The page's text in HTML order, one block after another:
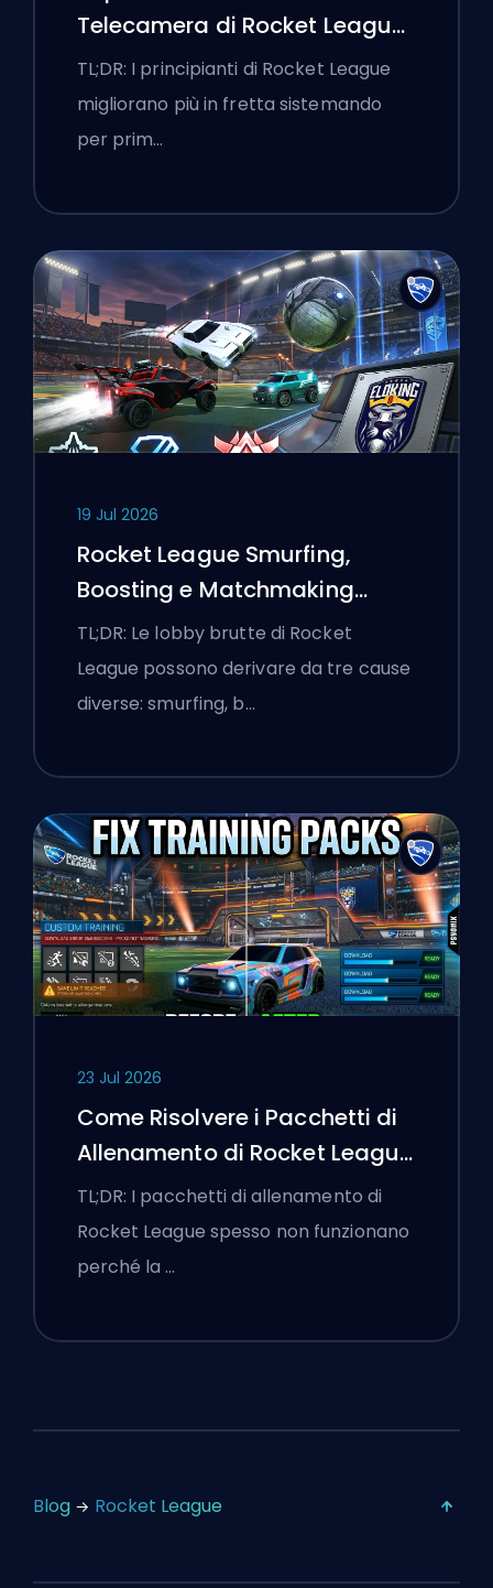
Telecamera di Rocket League
e Prima Routine di
Allenamento
TL;DR: I principianti di Rocket League
migliorano più in fretta sistemando
per prim…
19 Jul 2026
Rocket League Smurfing,
Boosting e Matchmaking
Spiegati
TL;DR: Le lobby brutte di Rocket
League possono derivare da tre cause
diverse: smurfing, b…
23 Jul 2026
Come Risolvere i Pacchetti di
Allenamento di Rocket League
che Non Funzionano
TL;DR: I pacchetti di allenamento di
Rocket League spesso non funzionano
perché la …
Blog Rocket League